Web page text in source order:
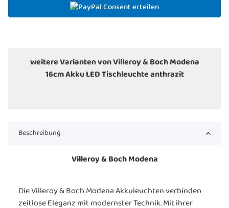
Consent erteilen
weitere Varianten von Villeroy & Boch Modena
16cm Akku LED Tischleuchte anthrazit
Beschreibung
Villeroy & Boch Modena
Die Villeroy & Boch Modena Akkuleuchten verbinden
zeitlose Eleganz mit modernster Technik. Mit ihrer